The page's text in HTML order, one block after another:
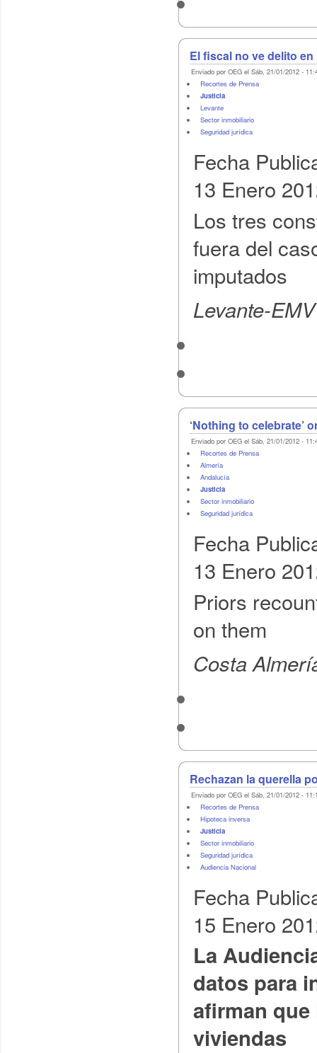
El fiscal no ve delito
Enviado por OEG el Sáb, 21/01/2012 -
Recortes de Prensa
Justicia
Levante
Sector inmobiliario
Seguridad jurídica
Fecha
13 Enero
Los tres
fuera del
imputados
Levante-
‘Nothing to celebrate’
Enviado por OEG el Sáb, 21/01/2012 -
Recortes de Prensa
Almería
Andalucía
Justicia
Sector inmobiliario
Seguridad jurídica
Fecha
13 Enero
Priors
on them
Costa
Rechazan la querella
Enviado por OEG el Sáb, 21/01/2012 -
Recortes de Prensa
Hipoteca inversa
Justicia
Sector inmobiliario
Seguridad jurídica
Audiencia Nacional
Fecha
15 Enero
La
datos para
afirman
viviendas